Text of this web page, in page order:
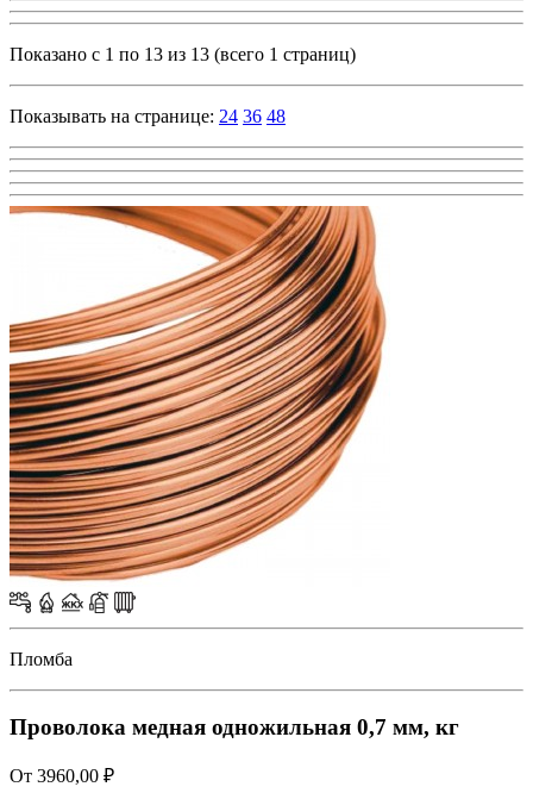
Показано с 1 по 13 из 13 (всего 1 страниц)
Показывать на странице: 24 36 48
Пломба
Проволока медная одножильная 0,7 мм, кг
От 3960,00 ₽